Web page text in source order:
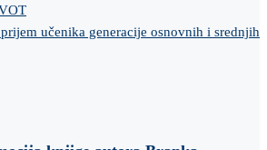
učenika generacije osnovnih i srednjih